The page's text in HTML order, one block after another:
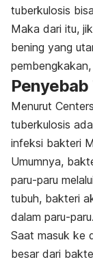
tuberkulosis
Maka dari itu,
bening yang
Menurut
tuberkulosis
infeksi bakteri
Umumnya,
paru-paru
tubuh, bakteri
dalam paru-paru.
Saat masuk ke
besar dari